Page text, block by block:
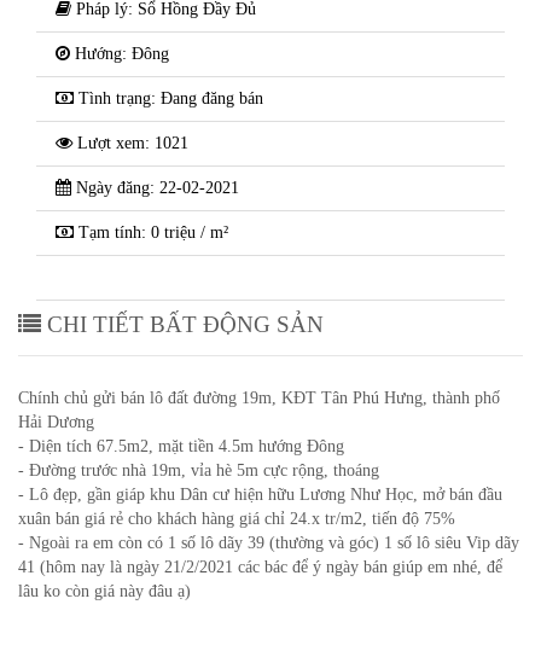
Pháp lý: Sổ Hồng Đầy Đủ
Hướng: Đông
Tình trạng: Đang đăng bán
Lượt xem: 1021
Ngày đăng: 22-02-2021
Tạm tính: 0 triệu / m²
CHI TIẾT BẤT ĐỘNG SẢN
Chính chủ gửi bán lô đất đường 19m, KĐT Tân Phú Hưng, thành phố
Hải Dương
- Diện tích 67.5m2, mặt tiền 4.5m hướng Đông
- Đường trước nhà 19m, vỉa hè 5m cực rộng, thoáng
- Lô đẹp, gần giáp khu Dân cư hiện hữu Lương Như Học, mở bán đầu
xuân bán giá rẻ cho khách hàng giá chỉ 24.x tr/m2, tiến độ 75%
- Ngoài ra em còn có 1 số lô dãy 39 (thường và góc) 1 số lô siêu Vip dãy
41 (hôm nay là ngày 21/2/2021 các bác để ý ngày bán giúp em nhé, để
lâu ko còn giá này đâu ạ)